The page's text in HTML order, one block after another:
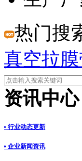
热门搜
真空拉
资讯中
• 行业动态更新
• 企业新闻资讯